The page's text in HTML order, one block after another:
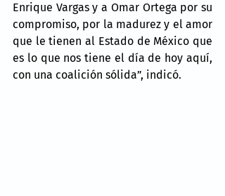
Enrique Vargas y a Omar Ortega por su
compromiso, por la madurez y el amor
que le tienen al Estado de México que
es lo que nos tiene el día de hoy aquí,
con una coalición sólida”, indicó.